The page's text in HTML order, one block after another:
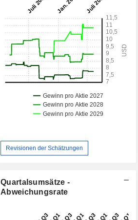
Revisionen der Schätzungen
Quartalsumsätze -
Abweichungsrate